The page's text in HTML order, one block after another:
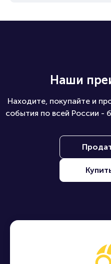
Наши
Находите, покупайте и
события по всей России -